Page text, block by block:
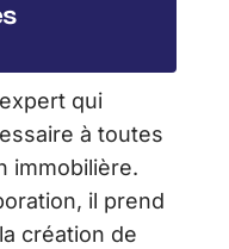
qui
à toutes
immobilière.
il prend
création de